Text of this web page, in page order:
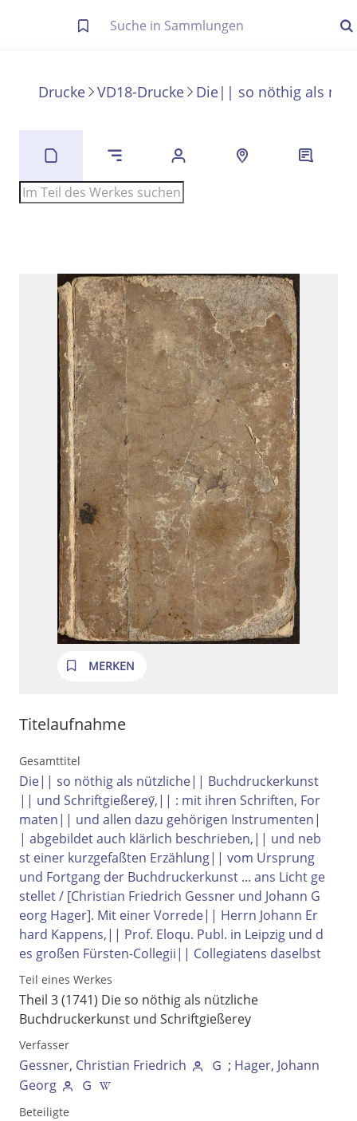
Die letzte Trefferliste besteht aus Ihrer letzten Suche, samt
Anzeigen
Zuletzt gesucht
Volltext und Inhaltsverzeichnis
Suchbegriff
Ausgabe-Optionen
Drucke VD18-Drucke Die|| so nöthig als
MERKEN
Titelaufnahme
Gesamttitel
Die|| so nöthig als nützliche|| Buchdruckerkunst
|| und Schriftgießerey̋,|| : mit ihren Schriften, For
maten|| und allen dazu gehörigen Instrumenten|
| abgebildet auch klärlich beschrieben,|| und neb
st einer kurzgefaßten Erzählung|| vom Ursprung
und Fortgang der Buchdruckerkunst ... ans Licht ge
stellet / [Christian Friedrich Gessner und Johann G
eorg Hager]. Mit einer Vorrede|| Herrn Johann Er
hard Kappens,|| Prof. Eloqu. Publ. in Leipzig und d
es großen Fürsten-Collegii|| Collegiatens daselbst
Teil eines Werkes
Theil 3 (1741) Die so nöthig als nützliche
Buchdruckerkunst und Schriftgießerey
Verfasser
Gessner, Christian Friedrich ; Hager, Johann
Georg
Beteiligte